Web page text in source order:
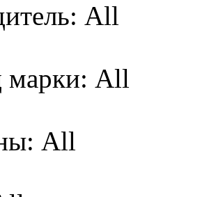
All
марки: All
All